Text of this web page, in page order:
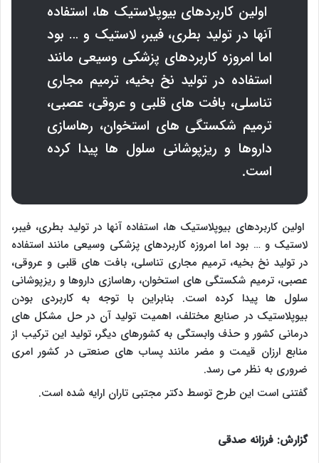
اولین کاربردهای بیوپلاستیک ها، استفاده
آنها در تولید بطری، فیبر، لاستیک و … بود
اما امروزه کاربردهای پزشکی وسیعی مانند
استفاده در تولید نخ بخیه، ترمیم مجاری
تناسلی، بافت های قلبی و عروقی، عصبی،
ترمیم شکستگی های استخوان، رهاسازی
داروها و ریزپوشانی سلول هاپیدا کرده
است.
اولین کاربردهای بیوپلاستیک ها، استفاده آنها در تولید بطری، فیبر،
لاستیک و … بود اما امروزه کاربردهای پزشکی وسیعی مانند استفاده
در تولید نخ بخیه، ترمیم مجاری تناسلی، بافت های قلبی و عروقی،
عصبی، ترمیم شکستگی های استخوان، رهاسازی داروها و ریزپوشانی
سلول ها پیدا کرده است. بنابراین با توجه به کاربردی بودن
بیوپلاستیک در صنایع مختلف، اهمیت تولید آن در حل مشکل های
درمانی کشور و حذف وابستگی به کشورهای دیگر، تولید این ترکیب از
منابع ارزان قیمت و مضر مانند پساب های صنعتی در کشور امری
ضروری به نظر می رسد.
گفتنی است این طرح توسط دکتر مجتبی تاران ارایه شده است.
گزارش: فرزانه صدقی